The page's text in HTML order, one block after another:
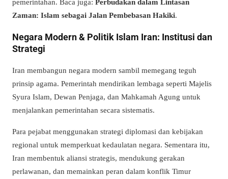
pemerintahan. Baca juga: Perbudakan dalam Lintasan
Zaman: Islam sebagai Jalan Pembebasan Hakiki.
Negara Modern & Politik Islam Iran: Institusi dan
Strategi
Iran membangun negara modern sambil memegang teguh
prinsip agama. Pemerintah mendirikan lembaga seperti Majelis
Syura Islam, Dewan Penjaga, dan Mahkamah Agung untuk
menjalankan pemerintahan secara sistematis.
Para pejabat menggunakan strategi diplomasi dan kebijakan
regional untuk memperkuat kedaulatan negara. Sementara itu,
Iran membentuk aliansi strategis, mendukung gerakan
perlawanan, dan memainkan peran dalam konflik Timur